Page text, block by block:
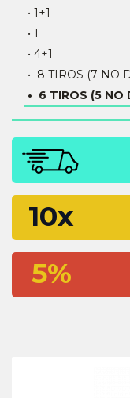
• 1+1
• 1
• 4+1
• 8 TIROS (7 NO
• 6 TIROS (5 NO
10x
5%